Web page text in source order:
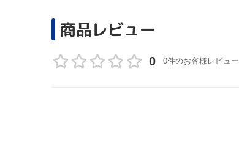
商品レビュー
0 0件のお客様レビュー